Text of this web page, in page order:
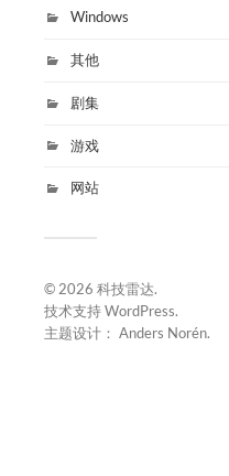
Windows
其他
剧集
游戏
网站
© 2026 科技雷达.
技术支持WordPress.
主题设计： Anders Norén.